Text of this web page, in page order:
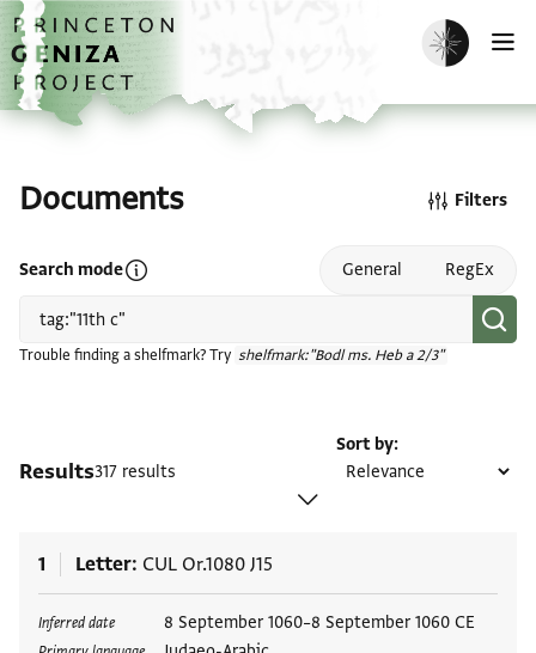
Skip to main content
home
Enable dark
Documents
Search modeOpen search mode help General RegEx
Trouble finding a shelfmark? Try shelfmark:"Bodl ms. Heb a 2/3"
Filters
Results317 results
Sort by
1 Letter CUL Or.1080 J15
Inferred date 8 September 1060–8 September 1060 CE
Tags